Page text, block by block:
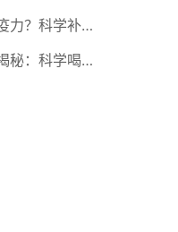
乳铁蛋白如何增强免疫力？科学补充要点与三大作用机制
鲜榨果汁营养流失大揭秘：科学喝法护肠道防血糖飙升